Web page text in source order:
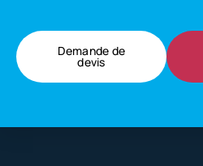
Demande de
devis